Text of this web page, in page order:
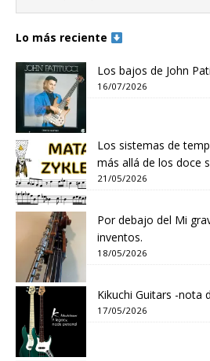
Lo más reciente
Los bajos de John
16/07/2026
Los sistemas de
más allá de los doce
21/05/2026
Por debajo del Mi
inventos.
18/05/2026
Kikuchi Guitars -nota
17/05/2026